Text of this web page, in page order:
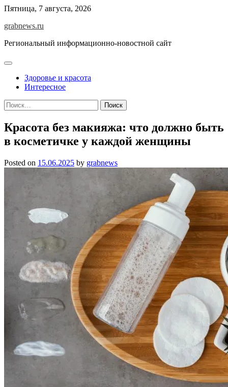
Skip
content
Пятница, 7 августа, 2026
grabnews.ru
Региональный информационно-новостной сайт
Здоровье и красота
Интересное
Найти:
Красота без макияжа: что должно быть
в косметичке у каждой женщины
Posted on 15.06.2025 by grabnews